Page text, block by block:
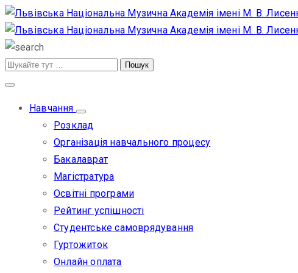
Навчання
Розклад
Організація навчального процесу
Бакалаврат
Магістратура
Освітні програми
Рейтинг успішності
Студентське самоврядування
Гуртожиток
Онлайн оплата